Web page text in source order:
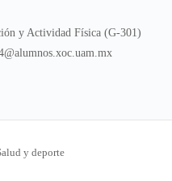
y Actividad Física (G-301)
y deporte